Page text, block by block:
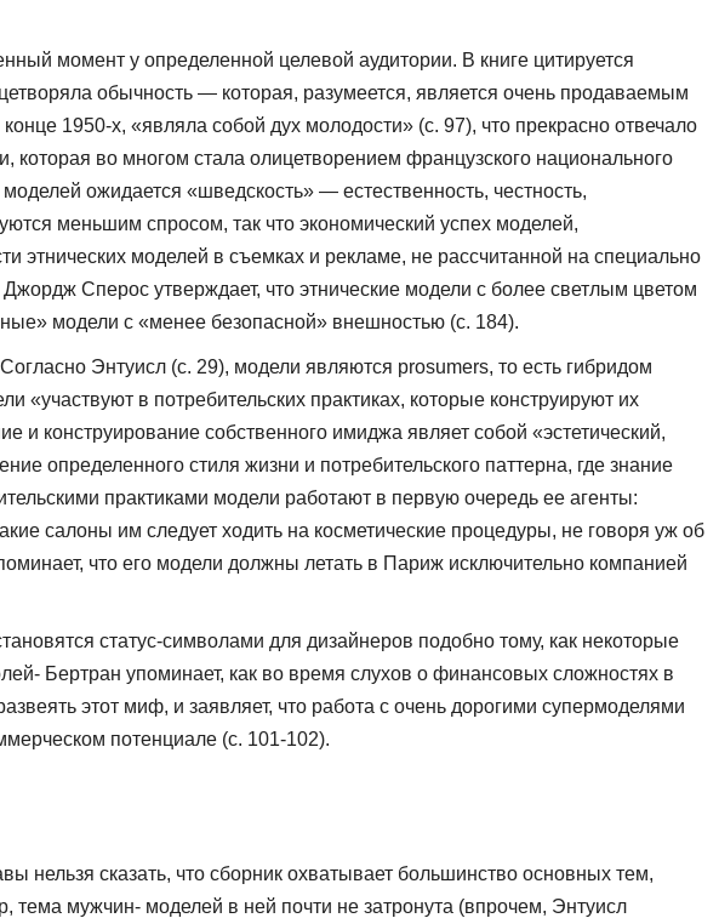
момент у определенной целевой аудитории. В книге цитируется
обычность — которая, разумеется, является очень продаваемым
1950-х, «являла собой дух молодости» (с. 97), что прекрасно отвечало
во многом стала олицетворением французского национального
ожидается «шведскость» — естествен­ность, честность,
меньшим спросом, так что экономический успех моделей,
этнических моделей в съемках и рекламе, не рассчитанной на специ­ально
Сперос утверждает, что этнические модели с более светлым цветом
модели с «менее безопасной» внешностью (с. 184).
Энтуисл (с. 29), модели явля­ются prosumers, то есть гибридом
в потребительских практиках, которые конструируют их
и конструирование собственного имиджа являет собой «эстетический,
определенного стиля жизни и потребительского паттерна, где знание
практиками модели ра­ботают в первую очередь ее агенты:
салоны им следует ходить на косметические процедуры, не говоря уж об
что его модели должны летать в Париж исключительно компанией
статус-символами для дизай­неров подобно тому, как некоторые
Бертран упоминает, как во время слухов о финансовых сложностях в
этот миф, и заявляет, что работа с очень дорогими супермоделями
потенциале (с. 101-102).
нельзя сказать, что сборник охватывает большинство основных тем,
тема мужчин- моделей в ней почти не затронута (впрочем, Энтуисл